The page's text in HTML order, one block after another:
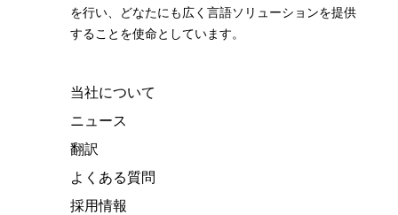
を行い、どなたにも広く言語ソリューションを提供
することを使命としています。
当社について
ニュース
翻訳
よくある質問
採用情報